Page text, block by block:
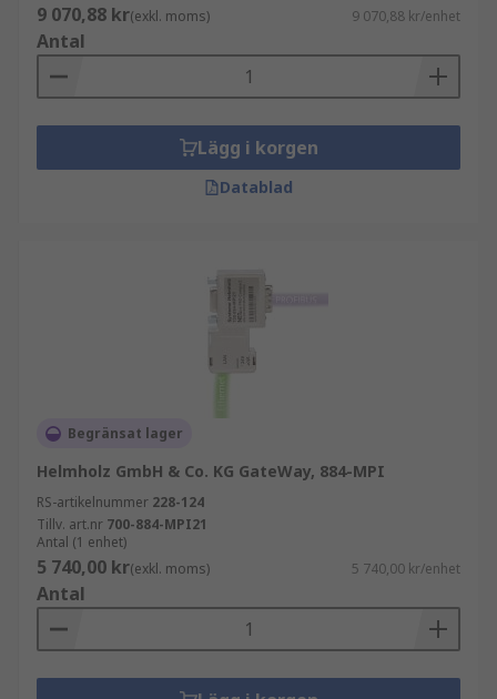
9 070,88 kr(exkl. moms) 9 070,88 kr/enhet
Antal
Lägg i korgen
Datablad
Begränsat lager
Helmholz GmbH & Co. KG GateWay, 884-MPI
RS-artikelnummer 228-124
Tillv. art.nr 700-884-MPI21
Antal (1 enhet)
5 740,00 kr(exkl. moms) 5 740,00 kr/enhet
Antal